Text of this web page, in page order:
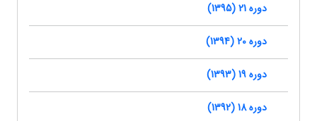
دوره 21 (1395)
دوره 20 (1394)
دوره 19 (1393)
دوره 18 (1392)